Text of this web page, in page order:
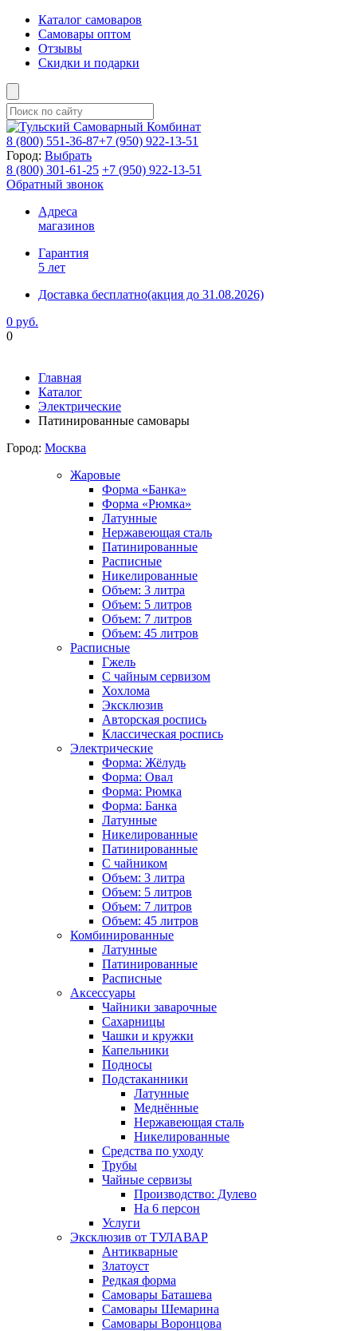
Каталог самоваров
Самовары оптом
Отзывы
Скидки и подарки
8 (800) 551-36-87+7 (950) 922-13-51
Город: Выбрать
8 (800) 301-61-25 +7 (950) 922-13-51
Обратный звонок
Адреса
магазинов
Гарантия
5 лет
Доставка бесплатно(акция до 31.08.2026)
0 руб.
0
Главная
Каталог
Электрические
Патинированные самовары
Город: Москва
Жаровые
Форма «Банка»
Форма «Рюмка»
Латунные
Нержавеющая сталь
Патинированные
Расписные
Никелированные
Объем: 3 литра
Объем: 5 литров
Объем: 7 литров
Объем: 45 литров
Расписные
Гжель
С чайным сервизом
Хохлома
Эксклюзив
Авторская роспись
Классическая роспись
Электрические
Форма: Жёлудь
Форма: Овал
Форма: Рюмка
Форма: Банка
Латунные
Никелированные
Патинированные
С чайником
Объем: 3 литра
Объем: 5 литров
Объем: 7 литров
Объем: 45 литров
Комбинированные
Латунные
Патинированные
Расписные
Аксессуары
Чайники заварочные
Сахарницы
Чашки и кружки
Капельники
Подносы
Подстаканники
Латунные
Меднённые
Нержавеющая сталь
Никелированные
Средства по уходу
Трубы
Чайные сервизы
Производство: Дулево
На 6 персон
Услуги
Эксклюзив от ТУЛАВАР
Антикварные
Златоуст
Редкая форма
Самовары Баташева
Самовары Шемарина
Самовары Воронцова